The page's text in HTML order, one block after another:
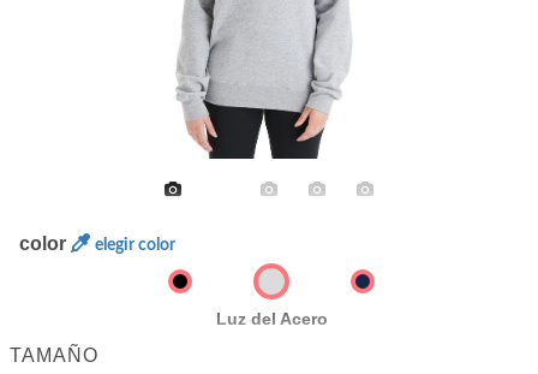
color elegir color
Luz del Acero
TAMAÑO